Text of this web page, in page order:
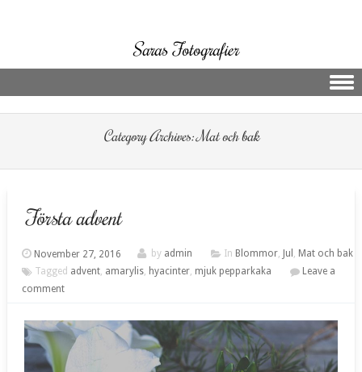
Saras Fotografier
Category Archives:Mat och bak
Första advent
November 27, 2016 by admin In Blommor, Jul , Mat och bak
Tagged advent, amarylis, hyacinter, mjuk pepparkaka
Leave a
comment